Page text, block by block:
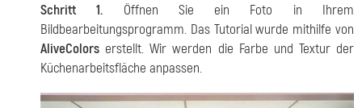
Schritt 1. Öffnen Sie ein Foto in Ihrem
Bildbearbeitungsprogramm. Das Tutorial wurde mithilfe von
AliveColors erstellt. Wir werden die Farbe und Textur der
Küchenarbeitsfläche anpassen.